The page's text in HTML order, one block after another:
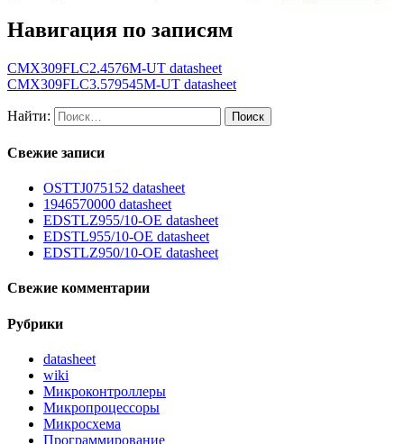
Навигация по записям
CMX309FLC2.4576M-UT datasheet
CMX309FLC3.579545M-UT datasheet
Найти:
Свежие записи
OSTTJ075152 datasheet
1946570000 datasheet
EDSTLZ955/10-OE datasheet
EDSTL955/10-OE datasheet
EDSTLZ950/10-OE datasheet
Свежие комментарии
Рубрики
datasheet
wiki
Микроконтроллеры
Микропроцессоры
Микросхема
Программирование